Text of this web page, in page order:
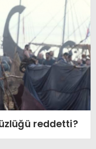
reddetti?